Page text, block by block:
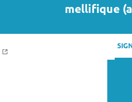
mellifique (